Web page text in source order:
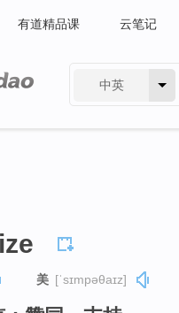
有道精品课 云笔记
中英
美 [ˈsɪmpəθaɪz]